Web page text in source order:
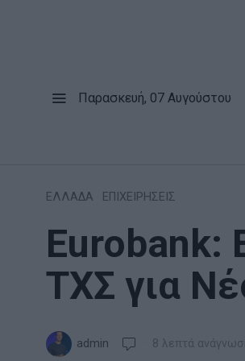
Παρασκευή, 07 Αυγούστου
ΕΛΛΑΔΑ ΕΠΙΧΕΙΡΗΣΕΙΣ
Eurobank:
ΤΧΣ για
admin 8 λεπτά